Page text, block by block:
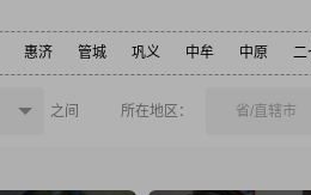
惠济 管城 巩义 中牟 中原 二
之间 所在地区： 省/直辖市